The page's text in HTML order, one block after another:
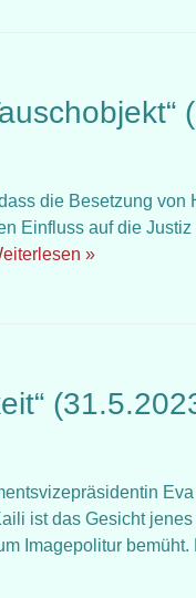
die Besetzung von
Einfluss auf die
»
ist das Gesicht
Imagepolitur